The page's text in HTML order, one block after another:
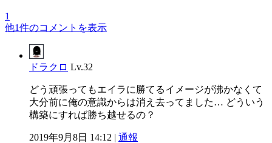
1
他1件のコメントを表示
ドラクロ Lv.32
どう頑張ってもエイラに勝てるイメージが沸かなくて
大分前に俺の意識からは消え去ってました… どういう
構築にすれば勝ち越せるの？
2019年9月8日 14:12 | 通報